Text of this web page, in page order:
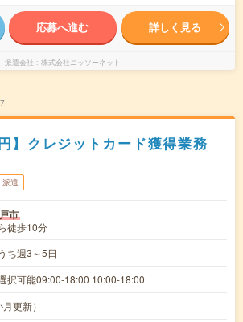
応募へ進む 詳しく見る
派遣会社 株式会社ニッソーネット
】クレジットカード獲得業務
派遣
市
徒歩10分
ち週3～5日
択可能09:00-18:00 10:00-18:00
更新）